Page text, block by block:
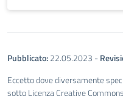
Pubblicato:22.05.2023 -
Eccetto dove diversamente
sotto Licenza Creative